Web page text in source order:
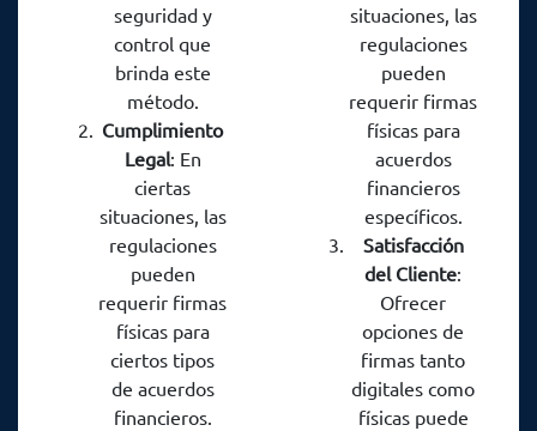
automatizado.
Algunos aspectos
destacados del
recabado de firmas
en formato físico
seguridad y
control que
brinda este
método.
Cumplimiento
Legal: En
ciertas
situaciones, las
regulaciones
pueden
requerir firmas
físicas para
ciertos tipos
de acuerdos
financieros.
situaciones, las
regulaciones
pueden
requerir firmas
físicas para
acuerdos
financieros
específicos.
Satisfacción
del Cliente:
Ofrecer
opciones de
firmas tanto
digitales como
físicas puede